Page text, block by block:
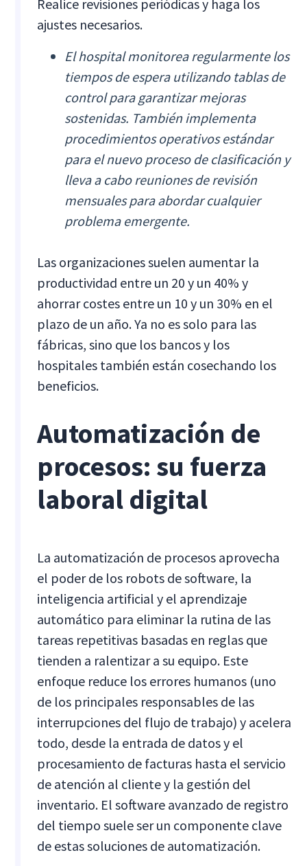
Realice revisiones periódicas y haga los
ajustes necesarios.
El hospital monitorea regularmente los
tiempos de espera utilizando tablas de
control para garantizar mejoras
sostenidas. También implementa
procedimientos operativos estándar
para el nuevo proceso de clasificación y
lleva a cabo reuniones de revisión
mensuales para abordar cualquier
problema emergente.
Las organizaciones suelen aumentar la
productividad entre un 20 y un 40% y
ahorrar costes entre un 10 y un 30% en el
plazo de un año. Ya no es solo para las
fábricas, sino que los bancos y los
hospitales también están cosechando los
beneficios.
Automatización de
procesos: su fuerza
laboral digital
La automatización de procesos aprovecha
el poder de los robots de software, la
inteligencia artificial y el aprendizaje
automático para eliminar la rutina de las
tareas repetitivas basadas en reglas que
tienden a ralentizar a su equipo. Este
enfoque reduce los errores humanos (uno
de los principales responsables de las
interrupciones del flujo de trabajo) y acelera
todo, desde la entrada de datos y el
procesamiento de facturas hasta el servicio
de atención al cliente y la gestión del
inventario. El software avanzado de registro
del tiempo suele ser un componente clave
de estas soluciones de automatización.